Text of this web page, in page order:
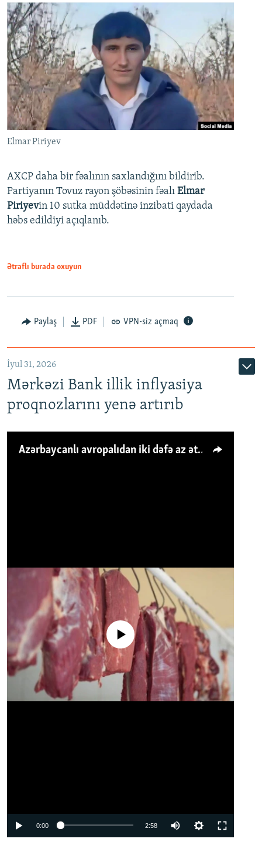
Elmar Piriyev
AXCP daha bir fəalının saxlandığını bildirib.
Partiyanın Tovuz rayon şöbəsinin fəalı Elmar
Piriyevin 10 sutka müddətinə inzibati qaydada
həbs edildiyi açıqlanıb.
Ətraflı burada oxuyun
Paylaş PDF VPN-siz açmaq
İyul 31, 2026
Mərkəzi Bank illik inflyasiya
proqnozlarını yenə artırıb
Azərbaycanlı avropalıdan iki dəfə az ət yeyir, amma... 'Qiymət artımı qaçılmazdır'
No media source currently available
0:00 2:58